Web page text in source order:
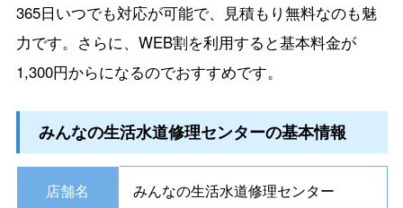
365日いつでも対応が可能で、見積もり無料なのも魅
力です。さらに、WEB割を利用すると基本料金が
1,300円からになるのでおすすめです。
みんなの生活水道修理センターの基本情報
店舗名 みんなの生活水道修理センター